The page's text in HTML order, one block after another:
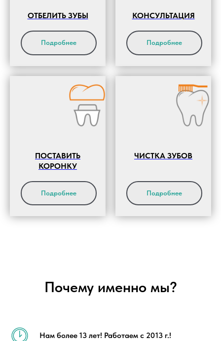
ОТБЕЛИТЬ ЗУБЫ
Подробнее
КОНСУЛЬТАЦИЯ
Подробнее
ПОСТАВИТЬ
КОРОНКУ
Подробнее
ЧИСТКА ЗУБОВ
Подробнее
Почему именно мы?
Нам более 13 лет! Работаем с 2013 г.!